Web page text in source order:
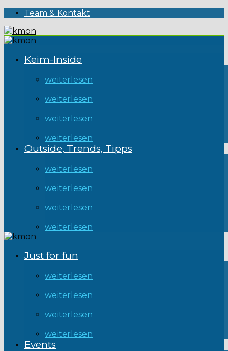
Team & Kontakt
Keim-Inside
weiterlesen
weiterlesen
weiterlesen
weiterlesen
Outside, Trends, Tipps
weiterlesen
weiterlesen
weiterlesen
weiterlesen
Just for fun
weiterlesen
weiterlesen
weiterlesen
weiterlesen
Events